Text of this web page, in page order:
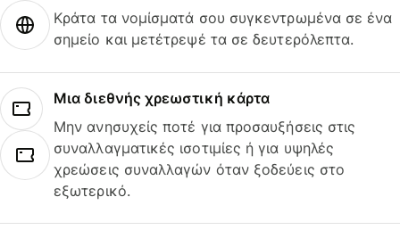
Κράτα τα νομίσματά σου συγκεντρωμένα σε ένα
σημείο και μετέτρεψέ τα σε δευτερόλεπτα.
Μια διεθνής χρεωστική κάρτα
Μην ανησυχείς ποτέ για προσαυξήσεις στις
συναλλαγματικές ισοτιμίες ή για υψηλές
χρεώσεις συναλλαγών όταν ξοδεύεις στο
εξωτερικό.